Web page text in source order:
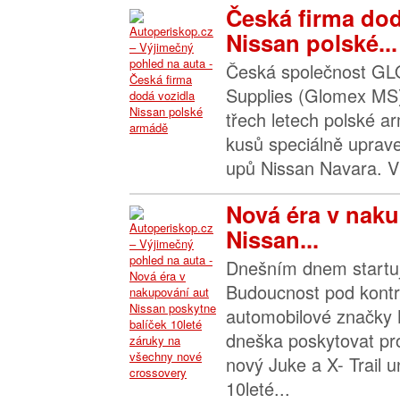
Česká firma
Nissan polské...
Česká společnost
Supplies (Glomex
třech letech polské
kusů speciálně
upů Nissan Navara.
Nová éra v
Nissan...
Dnešním dnem
Budoucnost pod
automobilové
dneška poskytovat
nový Juke a X- Trail
10leté...